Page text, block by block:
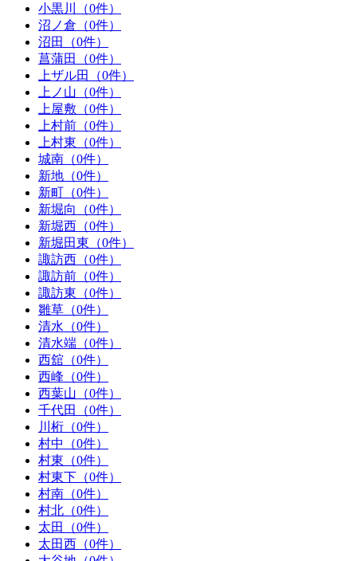
小黒川（0件）
沼ノ倉（0件）
沼田（0件）
菖蒲田（0件）
上ザル田（0件）
上ノ山（0件）
上屋敷（0件）
上村前（0件）
上村東（0件）
城南（0件）
新地（0件）
新町（0件）
新堀向（0件）
新堀西（0件）
新堀田東（0件）
諏訪西（0件）
諏訪前（0件）
諏訪東（0件）
雛草（0件）
清水（0件）
清水端（0件）
西舘（0件）
西峰（0件）
西葉山（0件）
千代田（0件）
川桁（0件）
村中（0件）
村東（0件）
村東下（0件）
村南（0件）
村北（0件）
太田（0件）
太田西（0件）